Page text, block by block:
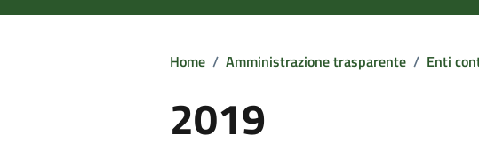
Home / Amministrazione trasparente / Enti
2019